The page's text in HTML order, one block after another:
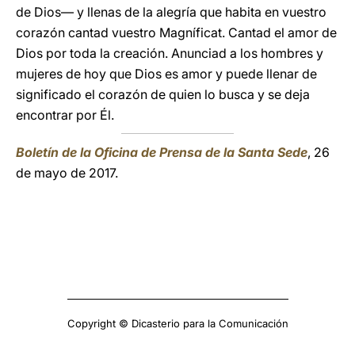
de Dios― y llenas de la alegría que habita en vuestro
corazón cantad vuestro Magníficat. Cantad el amor de
Dios por toda la creación. Anunciad a los hombres y
mujeres de hoy que Dios es amor y puede llenar de
significado el corazón de quien lo busca y se deja
encontrar por Él.
Boletín de la Oficina de Prensa de la Santa Sede, 26
de mayo de 2017.
Copyright © Dicasterio para la Comunicación